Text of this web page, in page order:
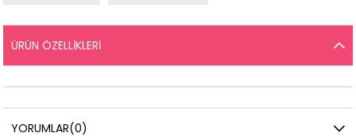
ÜRÜN ÖZELLIKLERI
YORUMLAR(0)